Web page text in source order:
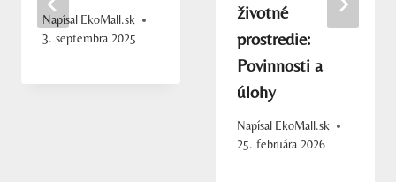
Napísal EkoMall.sk
3. septembra 2025
životné
prostredie:
Povinnosti a
úlohy
Napísal EkoMall.sk
25. februára 2026